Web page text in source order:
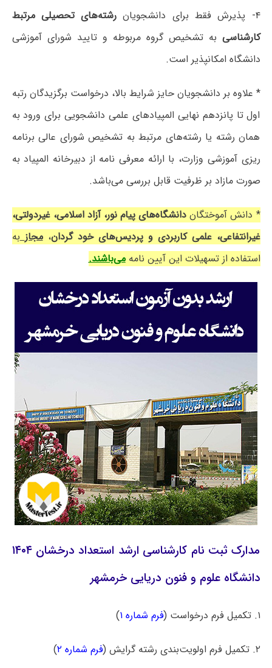
۴- پذیرش فقط برای دانشجویان
رشته‌های تحصیلی مرتبط
کارشناسی به تشخیص گروه مربوطه و تایید شورای آموزشی
دانشگاه امکانپذیر است.
* علاوه بر دانشجویان حایز شرایط بالا، درخواست برگزیدگان رتبه
اول تا پانزدهم نهایی المپیادهای علمی دانشجویی برای ورود به
همان رشته یا رشته‌های مرتبط به تشخیص شورای عالی برنامه
ریزی آموزشی وزارت، با ارائه معرفی نامه از دبیرخانه المپیاد به
صورت مازاد بر ظرفیت قابل بررسی می‌باشد.
* دانش آموختگاندانشگاه‌های پیام نور، آزاد اسلامی، غیردولتی،
غیرانتفاعی، علمی کاربردی و پردیس‌های خود گردان،مجاز به
استفاده از تسهیلات این آیین نامهمی‌باشند.
مدارک ثبت نام کارشناسی ارشد استعداد درخشان ۱۴۰۴
دانشگاه علوم و فنون دریایی خرمشهر
۱. تکمیل فرم درخواست ( فرم شماره ۱ )
۲. تکمیل فرم اولویت‌بندی رشته گرایش ( فرم شماره ۲ )